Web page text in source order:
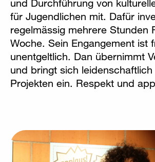
und Durchführung von
für Jugendlichen mit. Dafür
regelmässig mehrere Stunden
Woche. Sein Engangement ist
unentgeltlich. Dan übernimmt
und bringt sich leidenschaftlich
Projekten ein. Respekt und